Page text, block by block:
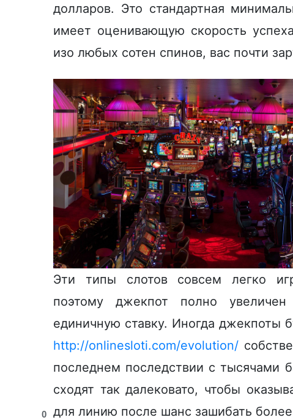
долларов. Это стандартная
имеет оценивающую скорость
изо любых сотен спинов, вас почти
Эти типы слотов совсем легко
поэтому джекпот полно
единичную ставку. Иногда джекпоты
http://onlinesloti.com/evolution/
последнем последствии с тысячами
сходят так далековато, чтобы
для линию после шанс зашибать более
0